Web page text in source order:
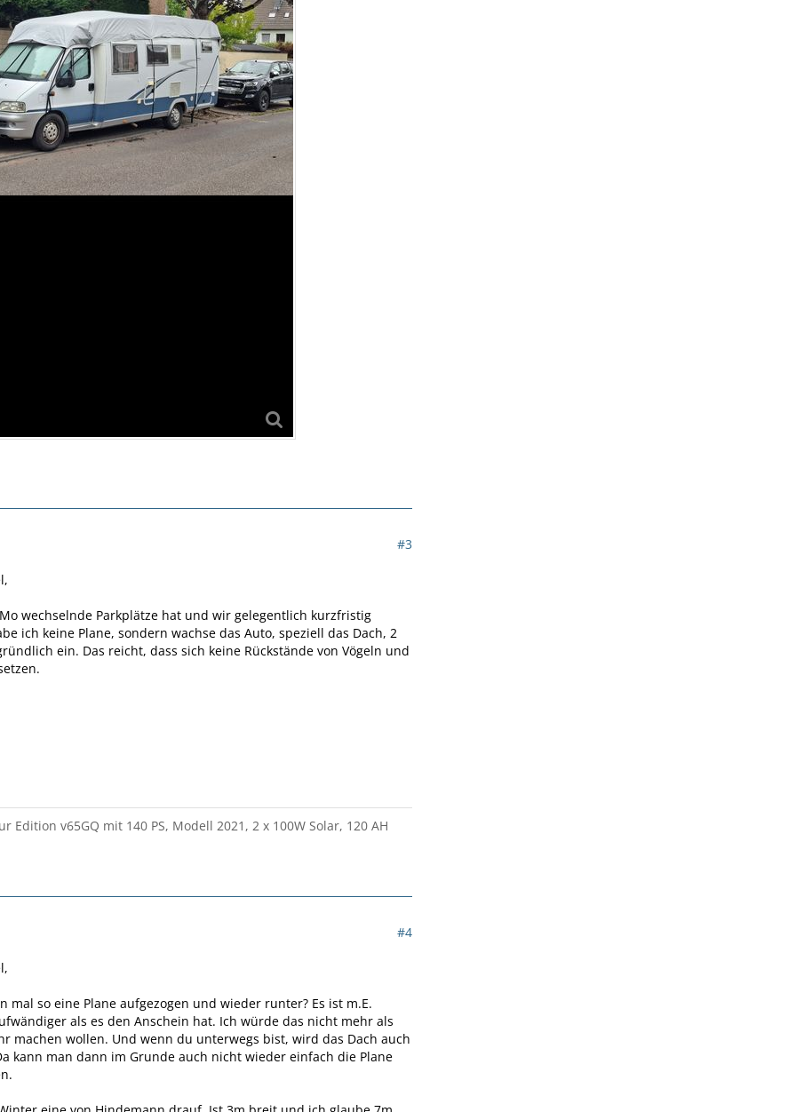
#3
wechselnde Parkplätze hat und wir gelegentlich kurzfristig
ich keine Plane, sondern wachse das Auto, speziell das Dach, 2
ein. Das reicht, dass sich keine Rückstände von Vögeln und
Edition v65GQ mit 140 PS, Modell 2021, 2 x 100W Solar, 120 AH
#4
mal so eine Plane aufgezogen und wieder runter? Es ist m.E.
als es den Anschein hat. Ich würde das nicht mehr als
machen wollen. Und wenn du unterwegs bist, wird das Dach auch
kann man dann im Grunde auch nicht wieder einfach die Plane